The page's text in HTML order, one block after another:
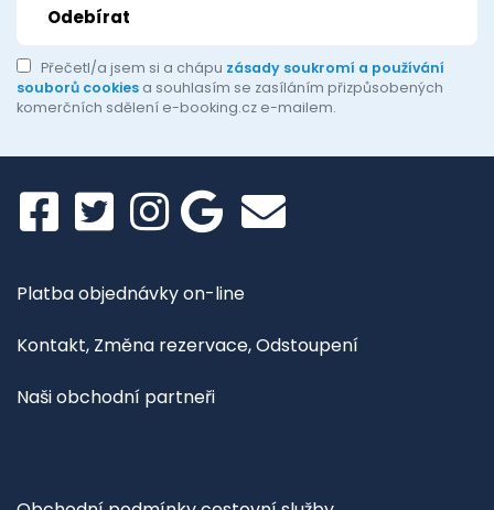
Přečetl/a jsem si a chápu zásady soukromí a používání
souborů cookies a souhlasím se zasíláním přizpůsobených
komerčních sdělení e-booking.cz e-mailem.
Platba objednávky on-line
Kontakt, Změna rezervace, Odstoupení
Naši obchodní partneři